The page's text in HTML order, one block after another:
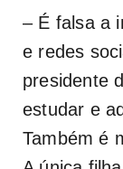
– É falsa a
e redes
presidente
estudar e
Também é